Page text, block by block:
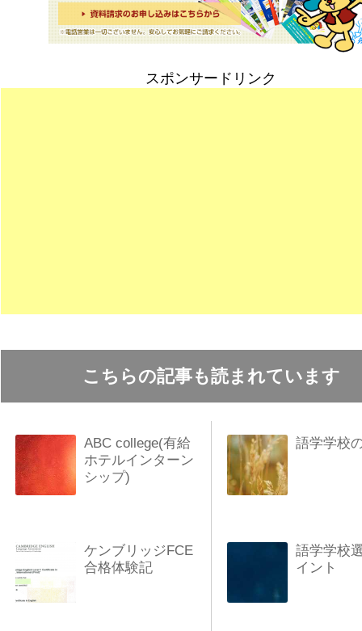
スポンサードリンク
こちらの記事も読まれています
ABC college(有給
ホテルインターン
シップ)
ケンブリッジFCE
合格体験記
語学学校
語学学校
イント